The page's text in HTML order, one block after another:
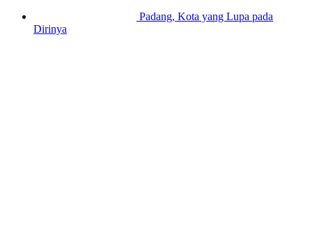
Padang, Kota yang Lupa pada
Dirinya